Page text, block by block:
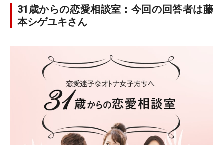
31歳からの恋愛相談室：今回の回答者は藤
本シゲユキさん